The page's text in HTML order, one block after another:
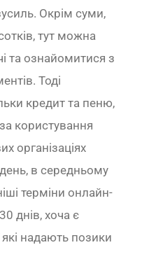
Окрім суми,
тут можна
та ознайомитися з
Тоді
кредит та пеню,
користування
організаціях
в середньому
терміни онлайн-
днів, хоча є
які надають позики